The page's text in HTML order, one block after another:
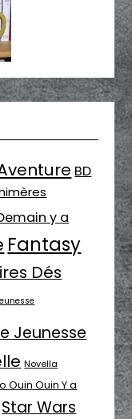
BD
y a
Fantasy
Dés
Jeunesse
Novella
Ouin Ouin Y a
Star Wars